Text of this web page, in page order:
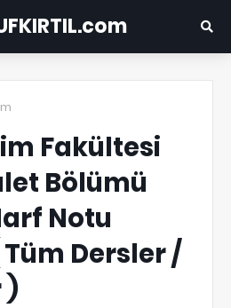
Fakültesi
Bölümü
Notu
Tüm Dersler /
)